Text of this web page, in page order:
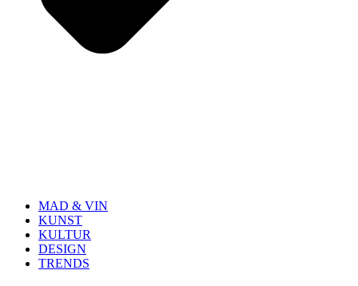
MAD & VIN
KUNST
KULTUR
DESIGN
TRENDS